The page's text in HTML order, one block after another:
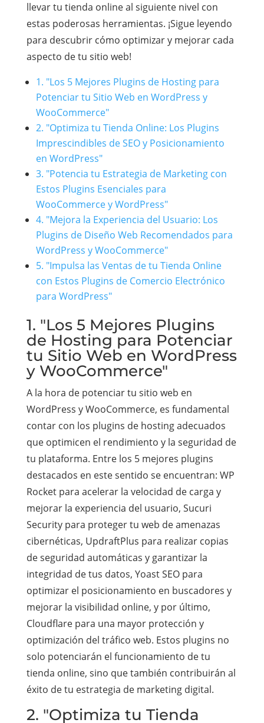
llevar tu tienda online al siguiente nivel con
estas poderosas herramientas. ¡Sigue leyendo
para descubrir cómo optimizar y mejorar cada
aspecto de tu sitio web!
1. "Los 5 Mejores Plugins de Hosting para
Potenciar tu Sitio Web en WordPress y
WooCommerce"
2. "Optimiza tu Tienda Online: Los Plugins
Imprescindibles de SEO y Posicionamiento
en WordPress"
3. "Potencia tu Estrategia de Marketing con
Estos Plugins Esenciales para
WooCommerce y WordPress"
4. "Mejora la Experiencia del Usuario: Los
Plugins de Diseño Web Recomendados para
WordPress y WooCommerce"
5. "Impulsa las Ventas de tu Tienda Online
con Estos Plugins de Comercio Electrónico
para WordPress"
1. "Los 5 Mejores Plugins
de Hosting para Potenciar
tu Sitio Web en WordPress
y WooCommerce"
A la hora de potenciar tu sitio web en
WordPress y WooCommerce, es fundamental
contar con los plugins de hosting adecuados
que optimicen el rendimiento y la seguridad de
tu plataforma. Entre los 5 mejores plugins
destacados en este sentido se encuentran: WP
Rocket para acelerar la velocidad de carga y
mejorar la experiencia del usuario, Sucuri
Security para proteger tu web de amenazas
cibernéticas, UpdraftPlus para realizar copias
de seguridad automáticas y garantizar la
integridad de tus datos, Yoast SEO para
optimizar el posicionamiento en buscadores y
mejorar la visibilidad online, y por último,
Cloudflare para una mayor protección y
optimización del tráfico web. Estos plugins no
solo potenciarán el funcionamiento de tu
tienda online, sino que también contribuirán al
éxito de tu estrategia de marketing digital.
2. "Optimiza tu Tienda